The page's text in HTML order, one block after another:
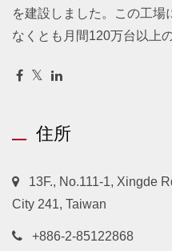
を建設しました。この工
なくとも月間120万台以上
住所
13F., No.111-1, Xingde
City 241, Taiwan
+886-2-85122868